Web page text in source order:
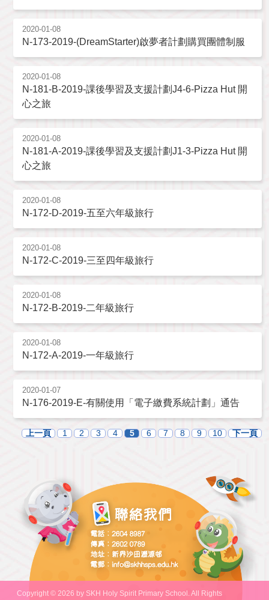
2020-01-08
N-173-2019-(DreamStarter)啟夢者計劃購買團體制服
2020-01-08
N-181-B-2019-課後學習及支援計劃J4-6-Pizza Hut 開
心之旅
2020-01-08
N-181-A-2019-課後學習及支援計劃J1-3-Pizza Hut 開
心之旅
2020-01-08
N-172-D-2019-五至六年級旅行
2020-01-08
N-172-C-2019-三至四年級旅行
2020-01-08
N-172-B-2019-二年級旅行
2020-01-08
N-172-A-2019-一年級旅行
2020-01-07
N-176-2019-E-有關使用「電子繳費系統計劃」通告
上一頁 1 2 3 4 5 6 7 8 9 10 下一頁
Copyright © 2026 by SKH Holy Spirit Primary School. All Rights